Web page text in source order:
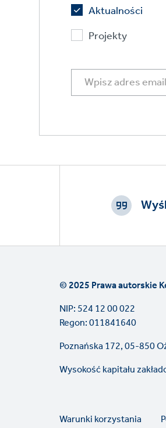
Aktualności
Projekty
Footer
© 2025 Prawa autorskie
NIP: 524 12 00 022
Regon: 011841640
Poznańska 172, 05-850
Wysokość kapitału
Legal
Warunki korzystania